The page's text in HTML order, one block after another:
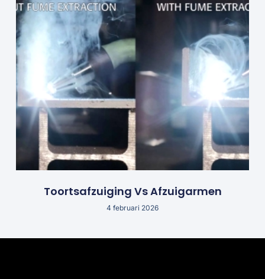
Toortsafzuiging Vs Afzuigarmen
4 februari 2026